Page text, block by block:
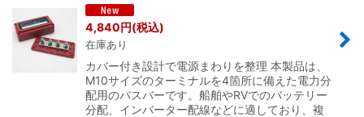
4,840円(税込)
在庫あり
カバー付き設計で電源まわりを整理 本製品は、
M10サイズのターミナルを4箇所に備えた電力分
配用のバスバーです。船舶やRVでのバッテリー
分配、インバーター配線などに適しており、複